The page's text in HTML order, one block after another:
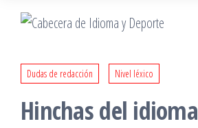
Dudas de redacción Nivel léxico
Hinchas del idioma